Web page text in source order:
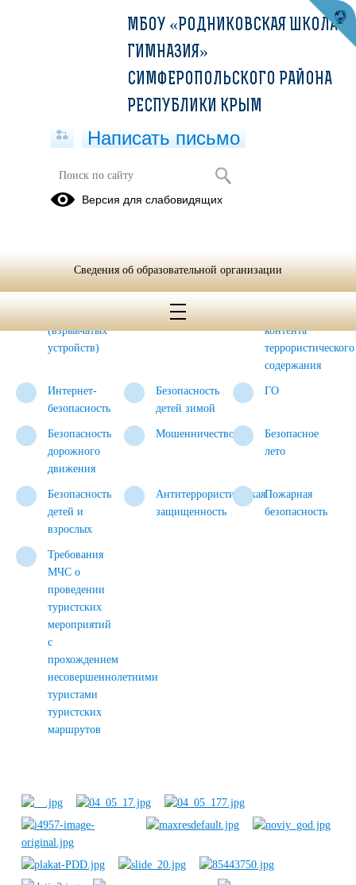
Ознакомление
обнаружении
подозрительных
(взрывчатых
устройств)
захвата) в
заложники
обнаружении
в сети
контента
террористического
содержания
Интернет-
безопасность
Безопасность
детей зимой
ГО
Безопасность
дорожного
движения
Мошенничество
Безопасное
лето
Безопасность
детей и
взрослых
Антитеррористическая
защищенность
Пожарная
безопасность
Требования
МЧС о
проведении
туристских
мероприятий
с
прохождением
несовершеннолетними
туристами
туристских
маршрутов
МБОУ «РОДНИКОВСКАЯ ШКОЛА-
ГИМНАЗИЯ»
СИМФЕРОПОЛЬСКОГО РАЙОНА
РЕСПУБЛИКИ КРЫМ
Написать письмо
Версия для слабовидящих
Сведения об образовательной организации